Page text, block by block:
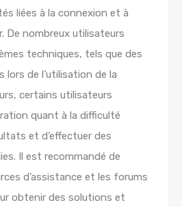
liées à la connexion et à
De nombreux utilisateurs
techniques, tels que des
lors de l’utilisation de la
certains utilisateurs
quant à la difficulté
et d’effectuer des
Il est recommandé de
d’assistance et les forums
obtenir des solutions et